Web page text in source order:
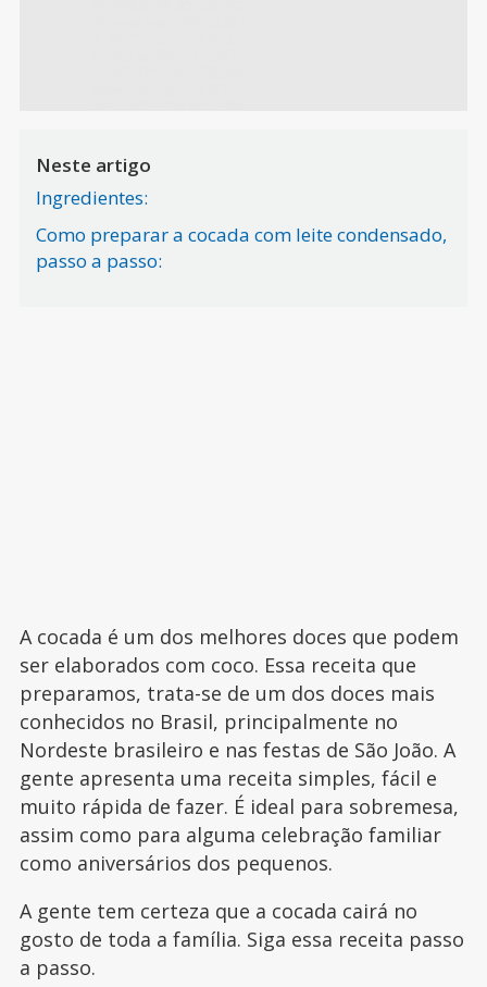
Neste artigo
Ingredientes:
Como preparar a cocada com leite condensado,
passo a passo:
A cocada é um dos melhores doces que podem
ser elaborados com coco. Essa receita que
preparamos, trata-se de um dos doces mais
conhecidos no Brasil, principalmente no
Nordeste brasileiro e nas festas de São João. A
gente apresenta uma receita simples, fácil e
muito rápida de fazer. É ideal para sobremesa,
assim como para alguma celebração familiar
como aniversários dos pequenos.
A gente tem certeza que a cocada cairá no
gosto de toda a família. Siga essa receita passo
a passo.